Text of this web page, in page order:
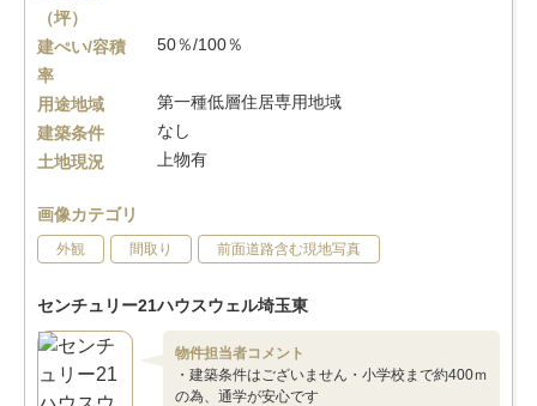
（坪）
建ぺい/容積
率
50％/100％
用途地域
第一種低層住居専用地域
建築条件
なし
土地現況
上物有
画像カテゴリ
外観 間取り 前面道路含む現地写真
センチュリー21ハウスウェル埼玉東
物件担当者コメント
・建築条件はございません・小学校まで約400ｍ
の為、通学が安心です